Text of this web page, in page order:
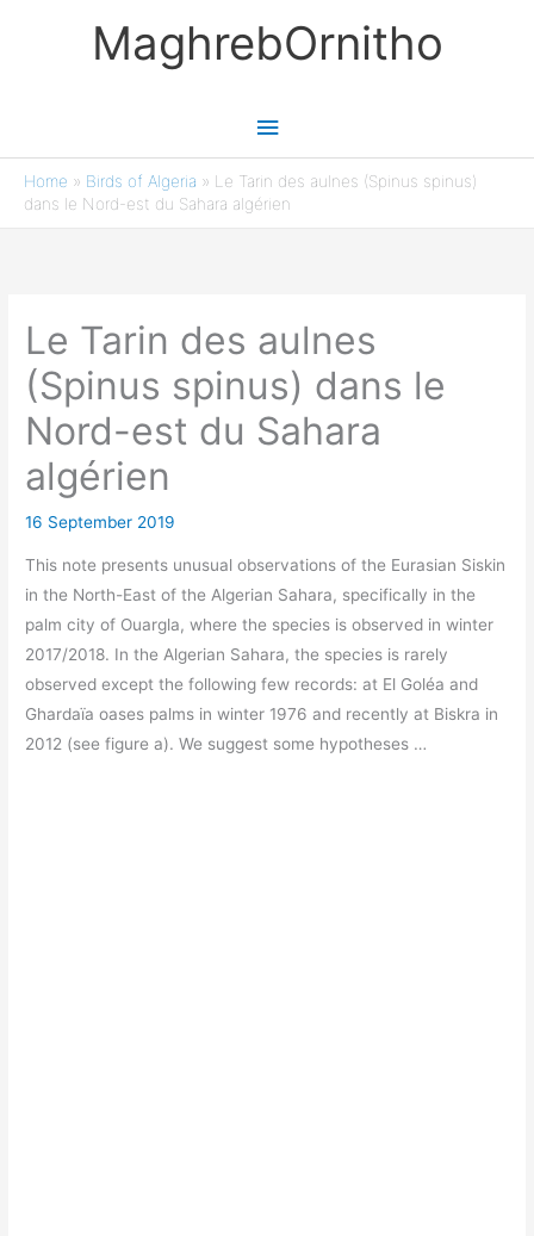
MaghrebOrnitho
Main
Menu
Home » Birds of Algeria » Le Tarin des aulnes (Spinus spinus)
dans le Nord-est du Sahara algérien
Le Tarin des aulnes
(Spinus spinus) dans le
Nord-est du Sahara
algérien
16 September 2019
This note presents unusual observations of the Eurasian Siskin
in the North-East of the Algerian Sahara, specifically in the
palm city of Ouargla, where the species is observed in winter
2017/2018. In the Algerian Sahara, the species is rarely
observed except the following few records: at El Goléa and
Ghardaïa oases palms in winter 1976 and recently at Biskra in
2012 (see figure a). We suggest some hypotheses …